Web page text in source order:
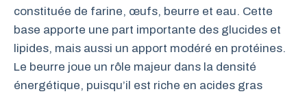
constituée de farine, œufs, beurre et eau. Cette
base apporte une part importante des glucides et
lipides, mais aussi un apport modéré en protéines.
Le beurre joue un rôle majeur dans la densité
énergétique, puisqu’il est riche en acides gras